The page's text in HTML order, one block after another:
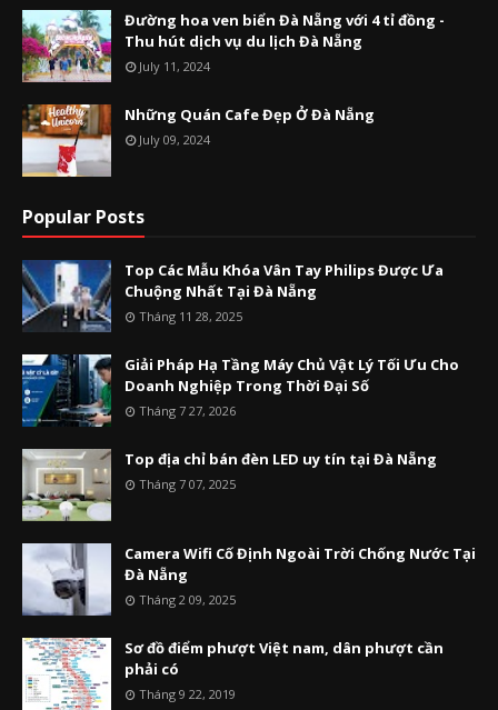
Đường hoa ven biển Đà Nẵng với 4 tỉ đồng -
Thu hút dịch vụ du lịch Đà Nẵng
July 11, 2024
Những Quán Cafe Đẹp Ở Đà Nẵng
July 09, 2024
Popular Posts
Top Các Mẫu Khóa Vân Tay Philips Được Ưa
Chuộng Nhất Tại Đà Nẵng
Tháng 11 28, 2025
Giải Pháp Hạ Tầng Máy Chủ Vật Lý Tối Ưu Cho
Doanh Nghiệp Trong Thời Đại Số
Tháng 7 27, 2026
Top địa chỉ bán đèn LED uy tín tại Đà Nẵng
Tháng 7 07, 2025
Camera Wifi Cố Định Ngoài Trời Chống Nước Tại
Đà Nẵng
Tháng 2 09, 2025
Sơ đồ điểm phượt Việt nam, dân phượt cần
phải có
Tháng 9 22, 2019